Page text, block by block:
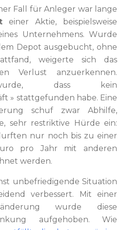
Fall für Anleger war lange
einer Aktie, beispielsweise
Unternehmens. Wurde
Depot ausgebucht, ohne
weigerte sich das
Verlust anzuerkennen.
dass kein
» stattgefunden habe. Eine
schuf zwar Abhilfe,
sehr restriktive Hürde ein:
nur noch bis zu einer
pro Jahr mit anderen
werden.
unbefriedigende Situation
verbessert. Mit einer
wurde diese
aufgehoben. Wie